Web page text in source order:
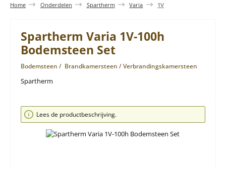
Home Onderdelen Spartherm Varia 1V
Spartherm Varia 1V-100h
Bodemsteen Set
Bodemsteen / Brandkamersteen / Verbrandingskamersteen
Spartherm
Afbeeldingengalerij overslaan
Lees de productbeschrijving.